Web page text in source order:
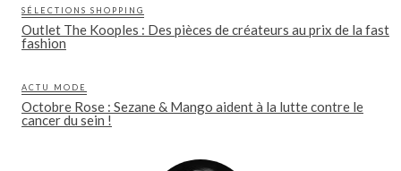
SÉLECTIONS SHOPPING
Outlet The Kooples : Des pièces de créateurs au prix de la fast
fashion
ACTU MODE
Octobre Rose : Sezane & Mango aident à la lutte contre le
cancer du sein !